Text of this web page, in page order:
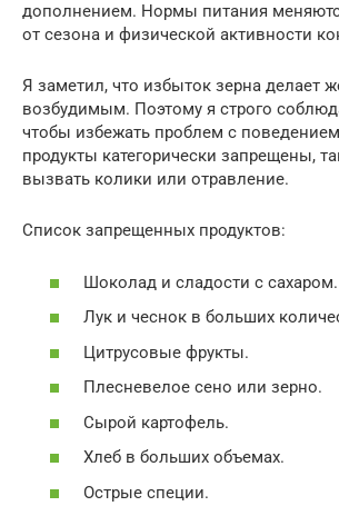
дополнением. Нормы питания
от сезона и физической активности
Я заметил, что избыток зерна делает
возбудимым. Поэтому я строго
чтобы избежать проблем с
продукты категорически запрещены,
вызвать колики или отравление.
Список запрещенных продуктов:
Шоколад и сладости с сахаром.
Лук и чеснок в больших
Цитрусовые фрукты.
Плесневелое сено или зерно.
Сырой картофель.
Хлеб в больших объемах.
Острые специи.